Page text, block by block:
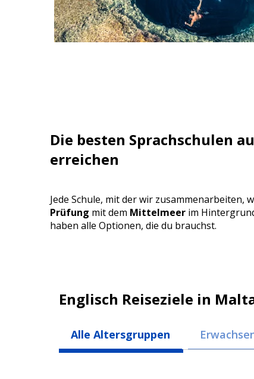
Die besten Sprachschulen
erreichen
Jede Schule, mit der wir
Prüfung mit dem Mittelmeer im
haben alle Optionen, die du brauchst.
Englisch Reiseziele in
Alle Altersgruppen